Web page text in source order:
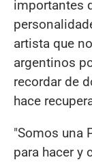
importantes
artista que
argentinos
recordar de
hace
"Somos una
para hacer y